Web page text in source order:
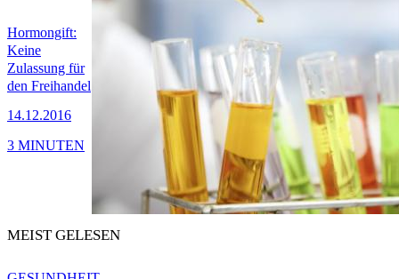
Hormongift:
Keine
Zulassung für
den Freihandel
14.12.2016
3 MINUTEN
MEIST GELESEN